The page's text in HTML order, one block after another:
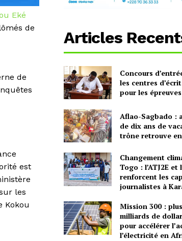
Eké
de
de
est
les
Kokou
Articles
Concours
les centres
pour les épreuves
Aflao-Sagbado :
de dix ans de
trône retrouve
Changement
Togo : l’ATJ2E et
renforcent les
journalistes à
Mission 300 :
milliards de
pour accélérer
l’électricité en